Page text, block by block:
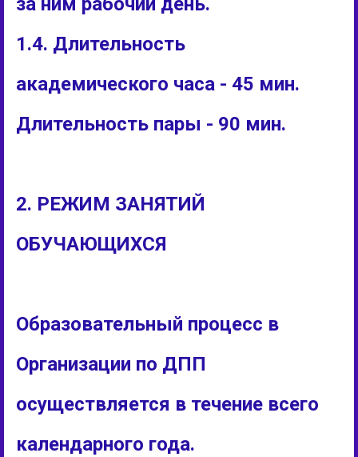
1.4. Длительность
академического часа - 45 мин.
Длительность пары - 90 мин.
2. РЕЖИМ ЗАНЯТИЙ
ОБУЧАЮЩИХСЯ
Образовательный процесс в
Организации по ДПП
осуществляется в течение всего
календарного года.